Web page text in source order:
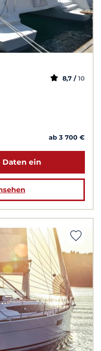
8,7 / 10
ab 3 700 €
Daten ein